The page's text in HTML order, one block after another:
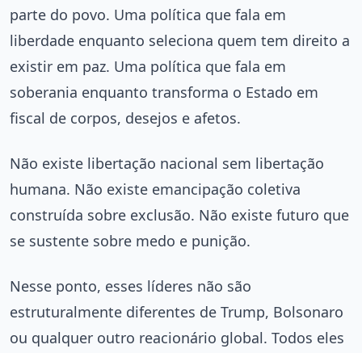
parte do povo. Uma política que fala em
liberdade enquanto seleciona quem tem direito a
existir em paz. Uma política que fala em
soberania enquanto transforma o Estado em
fiscal de corpos, desejos e afetos.
Não existe libertação nacional sem libertação
humana. Não existe emancipação coletiva
construída sobre exclusão. Não existe futuro que
se sustente sobre medo e punição.
Nesse ponto, esses líderes não são
estruturalmente diferentes de Trump, Bolsonaro
ou qualquer outro reacionário global. Todos eles